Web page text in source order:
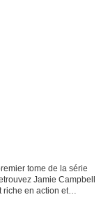
tome de la série
Jamie Campbell
riche en action et